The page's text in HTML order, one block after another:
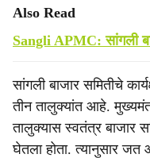
Also Read
Sangli APMC: सांगली
सांगली बाजार समितीचे
तीन तालुक्यांत आहे.
तालुक्यास स्वतंत्र बाजार
घेतला होता. त्यानुसार